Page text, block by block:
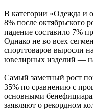
В категории «Одежда и
8% после октябрьского
падение составило 7%
Однако не во всех
спорттоваров выросли
ювелирных изделий —
Самый заметный рост
35% по сравнению с
основными
заявляют о рекордном